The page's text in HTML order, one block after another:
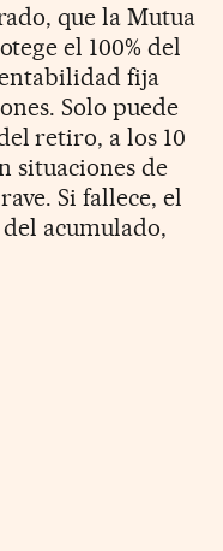
que la Mutua
el 100% del
fija
Solo puede
retiro, a los 10
situaciones de
Si fallece, el
acumulado,